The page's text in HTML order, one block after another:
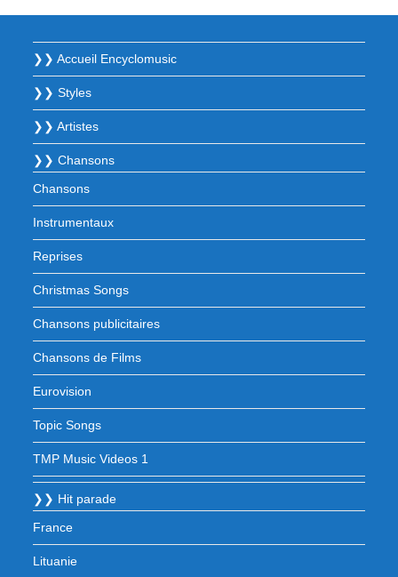
❯❯ Accueil Encyclomusic
❯❯ Styles
❯❯ Artistes
❯❯ Chansons
Chansons
Instrumentaux
Reprises
Christmas Songs
Chansons publicitaires
Chansons de Films
Eurovision
Topic Songs
TMP Music Videos 1
❯❯ Hit parade
France
Lituanie